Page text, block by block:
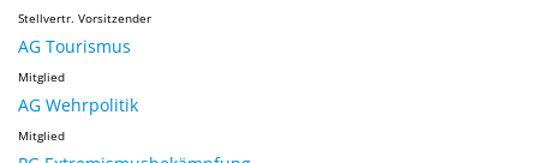
Stellvertr. Vorsitzender
AG Tourismus
Mitglied
AG Wehrpolitik
Mitglied